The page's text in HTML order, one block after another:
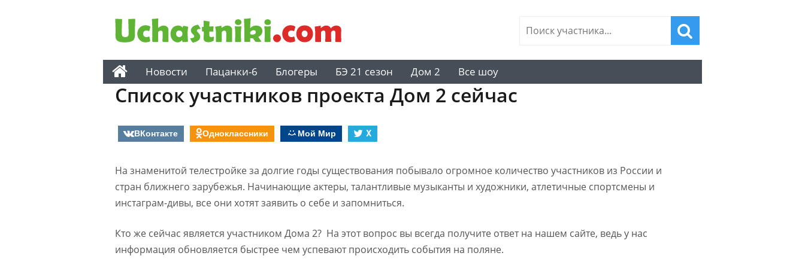
Новости Пацанки-6 Блогеры БЭ 21 сезон Дом 2 Все шоу
Список участников проекта Дом 2 сейчас
ВКонтакте Одноклассники Мой Мир X
На знаменитой телестройке за долгие годы существования побывало огромное количество участников из России и
стран ближнего зарубежья. Начинающие актеры, талантливые музыканты и художники, атлетичные спортсмены и
инстаграм-дивы, все они хотят заявить о себе и запомниться.
Кто же сейчас является участником Дома 2? На этот вопрос вы всегда получите ответ на нашем сайте, ведь у нас
информация обновляется быстрее чем успевают происходить события на поляне.